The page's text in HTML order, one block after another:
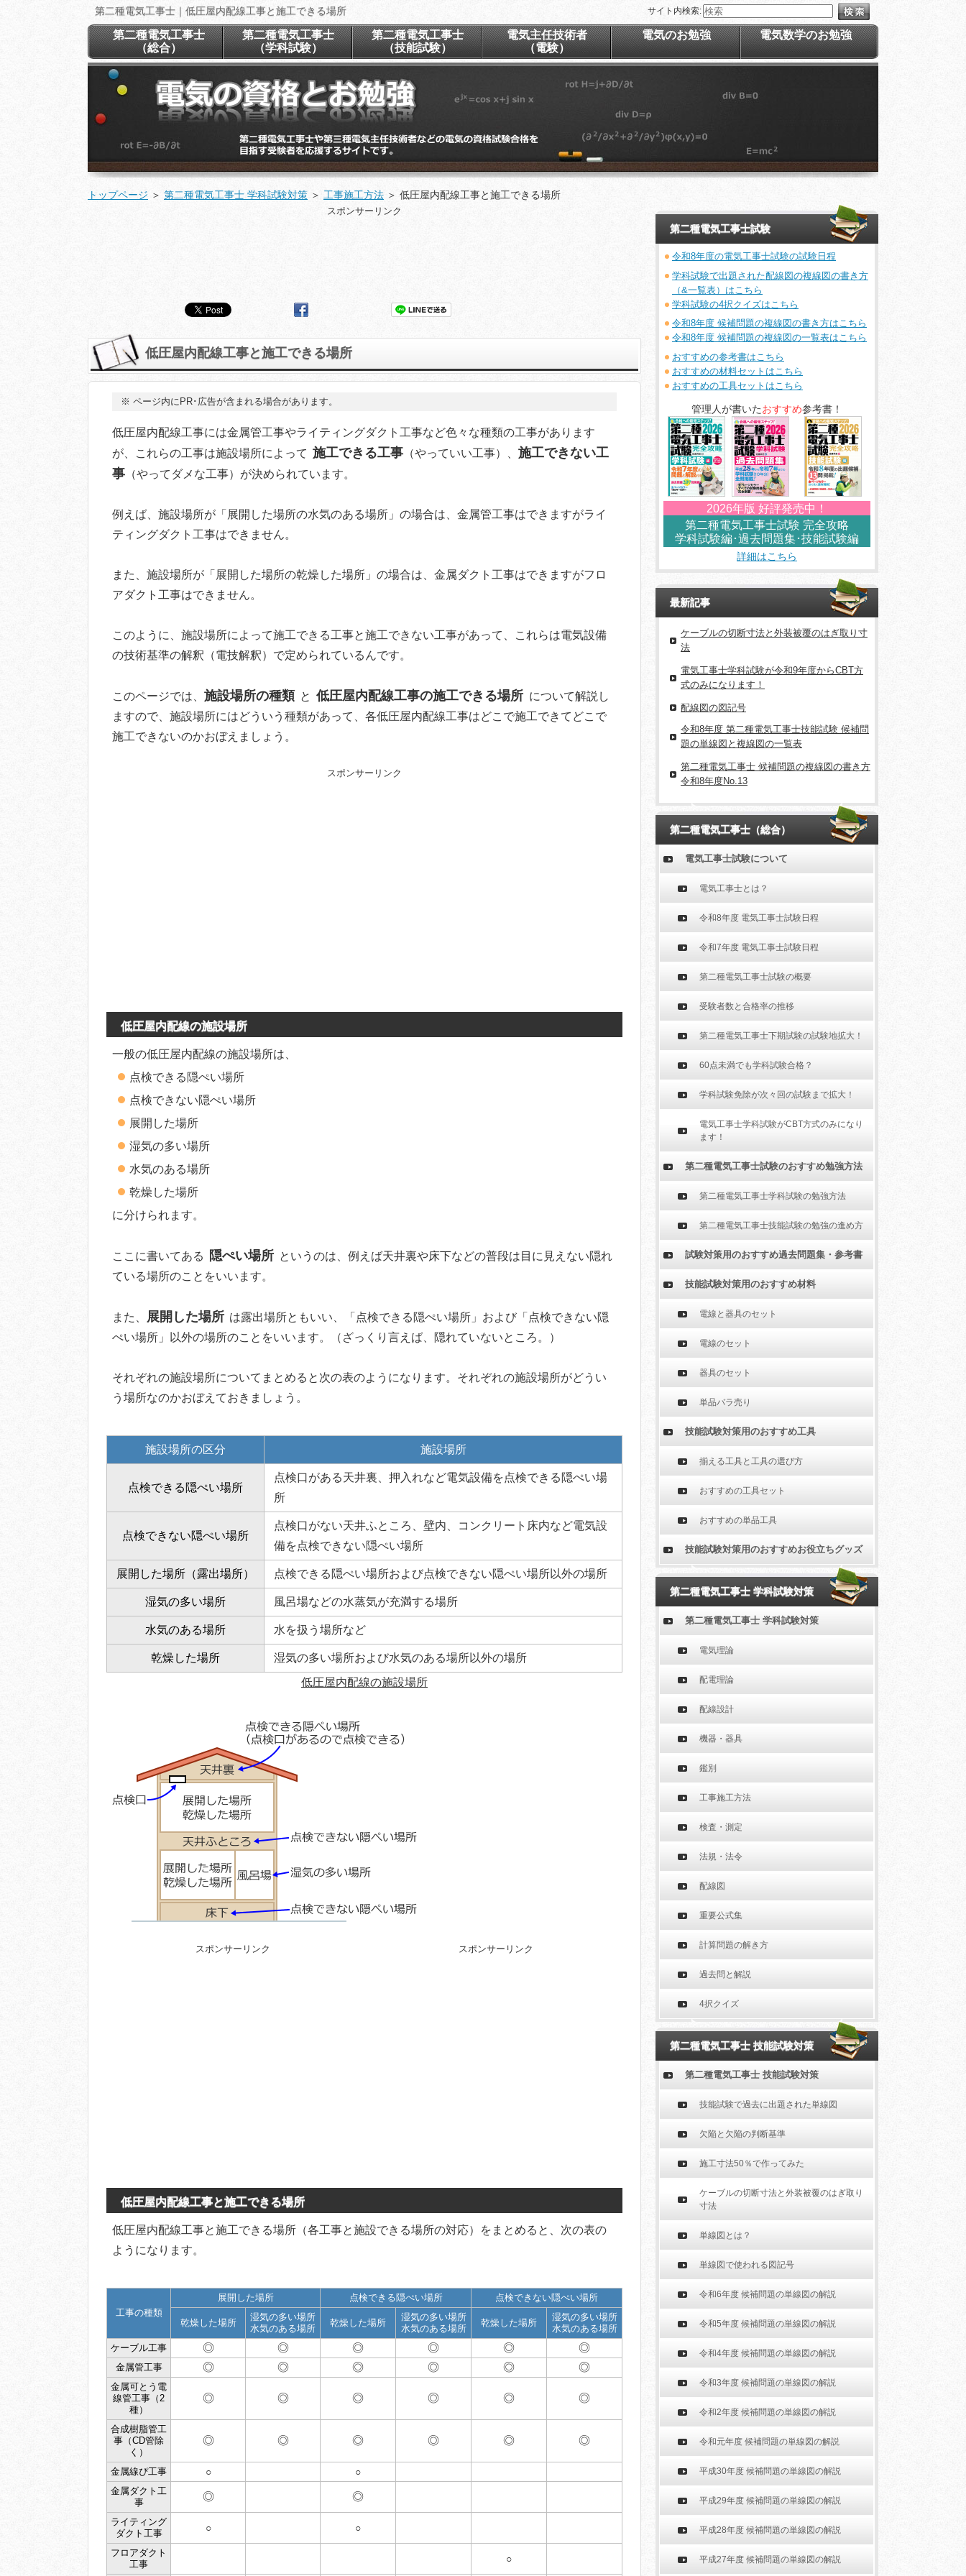
第二種電気工事士｜低圧屋内配線工事と施工できる場所
トップページ ＞ 第二種電気工事士 学科試験対策 ＞ 工事施工方法 ＞ 低圧屋内配線工事と施工できる場所
スポンサーリンク
低圧屋内配線工事と施工できる場所
※ ページ内にPR･広告が含まれる場合があります。
低圧屋内配線工事には金属管工事やライティングダクト工事など色々な種類の工事があります
が、これらの工事は施設場所によって 施工できる工事 （やっていい工事）、施工できない工
事 （やってダメな工事）が決められています。
例えば、施設場所が「展開した場所の水気のある場所」の場合は、金属管工事はできますがライ
ティングダクト工事はできません。
また、施設場所が「展開した場所の乾燥した場所」の場合は、金属ダクト工事はできますがフロ
アダクト工事はできません。
このように、施設場所によって施工できる工事と施工できない工事があって、これらは電気設備
の技術基準の解釈（電技解釈）で定められているんです。
このページでは、 施設場所の種類 と 低圧屋内配線工事の施工できる場所 について解説し
ますので、施設場所にはどういう種類があって、各低圧屋内配線工事はどこで施工できてどこで
施工できないのかおぼえましょう。
スポンサーリンク
低圧屋内配線の施設場所
一般の低圧屋内配線の施設場所は、
点検できる隠ぺい場所
点検できない隠ぺい場所
展開した場所
湿気の多い場所
水気のある場所
乾燥した場所
に分けられます。
ここに書いてある 隠ぺい場所 というのは、例えば天井裏や床下などの普段は目に見えない隠れ
ている場所のことをいいます。
また、 展開した場所 は露出場所ともいい、「点検できる隠ぺい場所」および「点検できない隠
ぺい場所」以外の場所のことをいいます。（ざっくり言えば、隠れていないところ。）
それぞれの施設場所についてまとめると次の表のようになります。それぞれの施設場所がどうい
う場所なのかおぼえておきましょう。
低圧屋内配線の施設場所
施設場所の区分 施設場所
点検できる隠ぺい場所
点検口がある天井裏、押入れなど電気設備を点検できる隠ぺい場
所
点検できない隠ぺい場所
点検口がない天井ふところ、壁内、コンクリート床内など電気設
備を点検できない隠ぺい場所
展開した場所（露出場所） 点検できる隠ぺい場所および点検できない隠ぺい場所以外の場所
湿気の多い場所 風呂場などの水蒸気が充満する場所
水気のある場所 水を扱う場所など
乾燥した場所 湿気の多い場所および水気のある場所以外の場所
スポンサーリンク スポンサーリンク
低圧屋内配線工事と施工できる場所
低圧屋内配線工事と施工できる場所（各工事と施設できる場所の対応）をまとめると、次の表の
ようになります。
工事の種類
展開した場所 点検できる隠ぺい場所 点検できない隠ぺい場所
乾燥した場所
湿気の多い場所
水気のある場所
乾燥した場所
湿気の多い場所
水気のある場所
乾燥した場所
湿気の多い場所
水気のある場所
ケーブル工事
◎ ◎ ◎ ◎ ◎ ◎
金属管工事 ◎ ◎ ◎ ◎ ◎ ◎
金属可とう電
線管工事（2
種）
◎ ◎ ◎ ◎ ◎ ◎
合成樹脂管工
事（CD管除
く）
◎ ◎ ◎ ◎ ◎ ◎
金属線ぴ工事 ○ ○
金属ダクト工
事
◎ ◎
ライティング
ダクト工事
○ ○
フロアダクト
工事
○
第二種電気工事士試験
令和8年度の電気工事士試験の試験日程
学科試験で出題された配線図の複線図の書き方
（&一覧表）はこちら
学科試験の4択クイズはこちら
令和8年度 候補問題の複線図の書き方はこちら
令和8年度 候補問題の複線図の一覧表はこちら
おすすめの参考書はこちら
おすすめの材料セットはこちら
おすすめの工具セットはこちら
管理人が書いたおすすめ参考書！
2026年版 好評発売中！
第二種電気工事士試験 完全攻略
学科試験編･過去問題集･技能試験編
詳細はこちら
最新記事
ケーブルの切断寸法と外装被覆のはぎ取り寸
法
電気工事士学科試験が令和9年度からCBT方
式のみになります！
配線図の図記号
令和8年度 第二種電気工事士技能試験 候補問
題の単線図と複線図の一覧表
第二種電気工事士 候補問題の複線図の書き方
令和8年度No.13
第二種電気工事士（総合）
電気工事士試験について
電気工事士とは？
令和8年度 電気工事士試験日程
令和7年度 電気工事士試験日程
第二種電気工事士試験の概要
受験者数と合格率の推移
第二種電気工事士下期試験の試験地拡大！
60点未満でも学科試験合格？
学科試験免除が次々回の試験まで拡大！
電気工事士学科試験がCBT方式のみになり
ます！
第二種電気工事士試験のおすすめ勉強方法
第二種電気工事士学科試験の勉強方法
第二種電気工事士技能試験の勉強の進め方
試験対策用のおすすめ過去問題集・参考書
技能試験対策用のおすすめ材料
電線と器具のセット
電線のセット
器具のセット
単品バラ売り
技能試験対策用のおすすめ工具
揃える工具と工具の選び方
おすすめの工具セット
おすすめの単品工具
技能試験対策用のおすすめお役立ちグッズ
第二種電気工事士 学科試験対策
第二種電気工事士 学科試験対策
電気理論
配電理論
配線設計
機器・器具
鑑別
工事施工方法
検査・測定
法規・法令
配線図
重要公式集
計算問題の解き方
過去問と解説
4択クイズ
第二種電気工事士 技能試験対策
第二種電気工事士 技能試験対策
技能試験で過去に出題された単線図
欠陥と欠陥の判断基準
施工寸法50％で作ってみた
ケーブルの切断寸法と外装被覆のはぎ取り
寸法
単線図とは？
単線図で使われる図記号
令和6年度 候補問題の単線図の解説
令和5年度 候補問題の単線図の解説
令和4年度 候補問題の単線図の解説
令和3年度 候補問題の単線図の解説
令和2年度 候補問題の単線図の解説
令和元年度 候補問題の単線図の解説
平成30年度 候補問題の単線図の解説
平成29年度 候補問題の単線図の解説
平成28年度 候補問題の単線図の解説
平成27年度 候補問題の単線図の解説
第二種電気工事士
（総合）
第二種電気工事士
（学科試験）
第二種電気工事士
（技能試験）
電気主任技術者
（電験）
電気のお勉強 電気数学のお勉強
サイト内検索: